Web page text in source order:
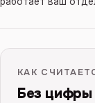
КАК
Без цифры